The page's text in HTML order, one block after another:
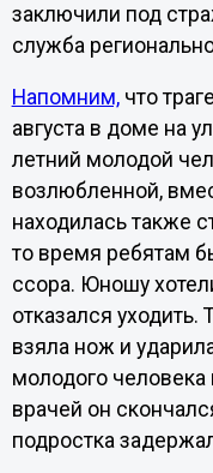
заключили под
служба
Напомним,что
августа в доме на
летний молодой
возлюбленной,
находилась также
то время ребятам
ссора. Юношу
отказался
взяла нож и
молодого человека
врачей он
подростка